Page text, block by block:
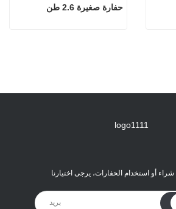
حفارة صغيرة 2.6 طن
شراء أو استخدام الحفارات، يرجى اختيارنا